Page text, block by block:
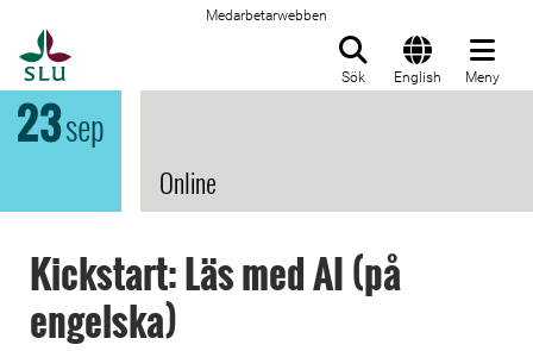
Medarbetarwebben
Sök English Meny
23sep
Online
Kickstart: Läs med AI (på
engelska)